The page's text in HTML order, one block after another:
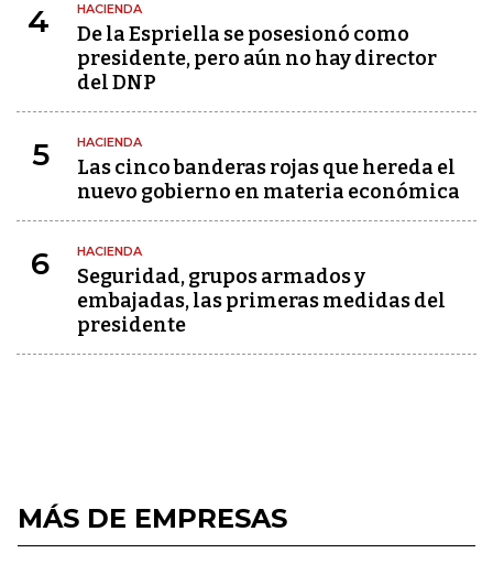
4 HACIENDA
De la Espriella se posesionó como
presidente, pero aún no hay director
del DNP
5 HACIENDA
Las cinco banderas rojas que hereda el
nuevo gobierno en materia económica
6 HACIENDA
Seguridad, grupos armados y
embajadas, las primeras medidas del
presidente
MÁS DE EMPRESAS